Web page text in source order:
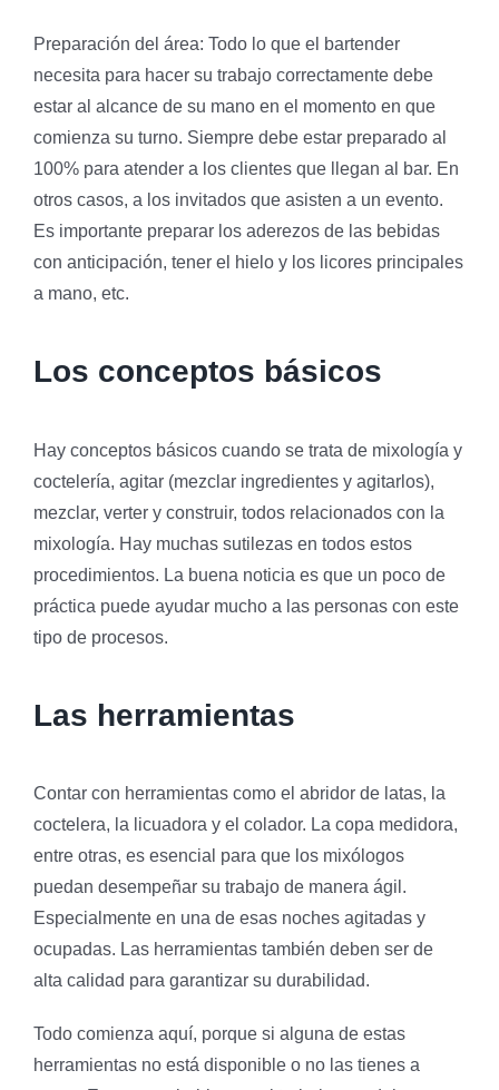
Preparación del área: Todo lo que el bartender
necesita para hacer su trabajo correctamente debe
estar al alcance de su mano en el momento en que
comienza su turno. Siempre debe estar preparado al
100% para atender a los clientes que llegan al bar. En
otros casos, a los invitados que asisten a un evento.
Es importante preparar los aderezos de las bebidas
con anticipación, tener el hielo y los licores principales
a mano, etc.
Los conceptos básicos
Hay conceptos básicos cuando se trata de mixología y
coctelería, agitar (mezclar ingredientes y agitarlos),
mezclar, verter y construir, todos relacionados con la
mixología. Hay muchas sutilezas en todos estos
procedimientos. La buena noticia es que un poco de
práctica puede ayudar mucho a las personas con este
tipo de procesos.
Las herramientas
Contar con herramientas como el abridor de latas, la
coctelera, la licuadora y el colador. La copa medidora,
entre otras, es esencial para que los mixólogos
puedan desempeñar su trabajo de manera ágil.
Especialmente en una de esas noches agitadas y
ocupadas. Las herramientas también deben ser de
alta calidad para garantizar su durabilidad.
Todo comienza aquí, porque si alguna de estas
herramientas no está disponible o no las tienes a